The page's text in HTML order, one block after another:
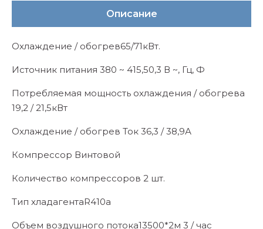
Описание
Охлаждение / обогрев65/71кВт.
Источник питания 380 ~ 415,50,3 В ~, Гц, Ф
Потребляемая мощность охлаждения / обогрева
19,2 / 21,5кВт
Охлаждение / обогрев Ток 36,3 / 38,9А
Компрессор Винтовой
Количество компрессоров 2 шт.
Тип хладагентаR410a
Объем воздушного потока13500*2м 3 / час